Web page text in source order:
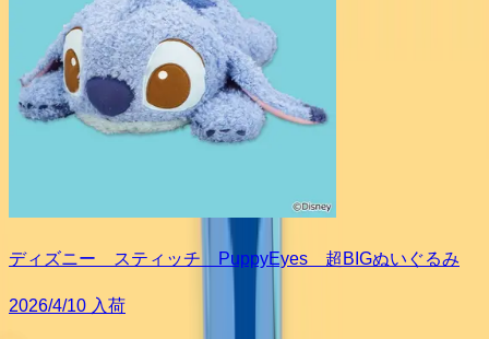
ディズニー スティッチ PuppyEyes 超BIGぬいぐるみ
2026/4/10 入荷